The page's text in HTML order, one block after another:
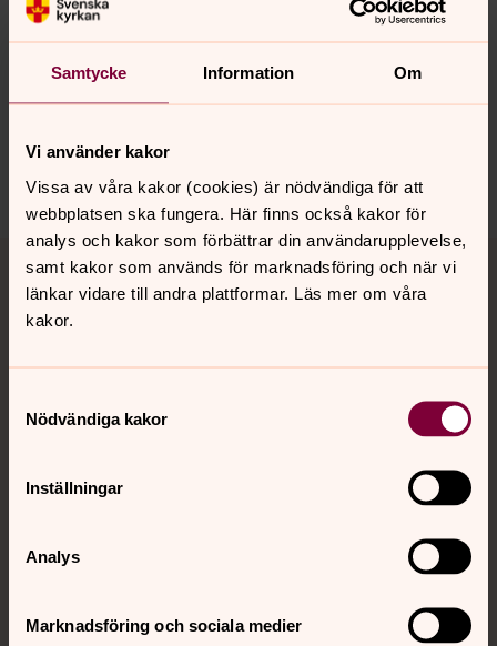
Samtycke Information Om
Vi använder kakor
Vissa av våra kakor (cookies) är nödvändiga för att
webbplatsen ska fungera. Här finns också kakor för
analys och kakor som förbättrar din användarupplevelse,
samt kakor som används för marknadsföring och när vi
länkar vidare till andra plattformar. Läs mer om våra
kakor.
Nödvändiga kakor
Inställningar
Analys
Marknadsföring och sociala medier
Senast ändrad 28 april 2025
Synpunkter eller frågor på sidans
innehåll?
lpkyrkogard@svenskakyrkan.se
Tillbaka till toppen
Tillbaka till innehållet
Kontakt